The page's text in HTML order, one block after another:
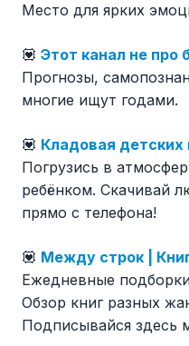
Место для ярких
💟 Этот канал не про
Прогнозы,
многие ищут годами.
💟 Кладовая детских
Погрузись в
ребёнком. Скачивай
прямо с телефона!
💟 Между строк |
Ежедневные
Обзор книг разных
Подписывайся здесь